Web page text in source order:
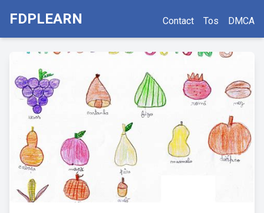
FDPLEARN Contact Tos DMCA